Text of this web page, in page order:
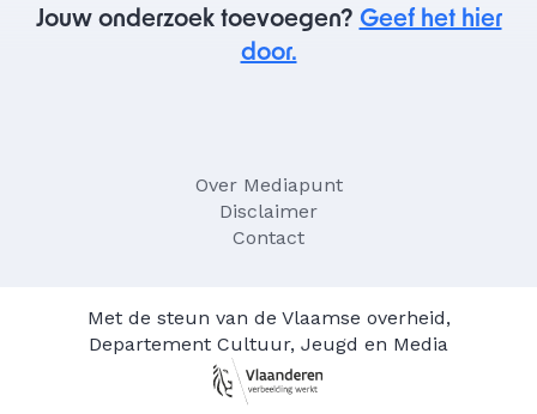
Jouw onderzoek toevoegen? Geef het hier
door.
Over Mediapunt
Disclaimer
Contact
Met de steun van de Vlaamse overheid,
Departement Cultuur, Jeugd en Media